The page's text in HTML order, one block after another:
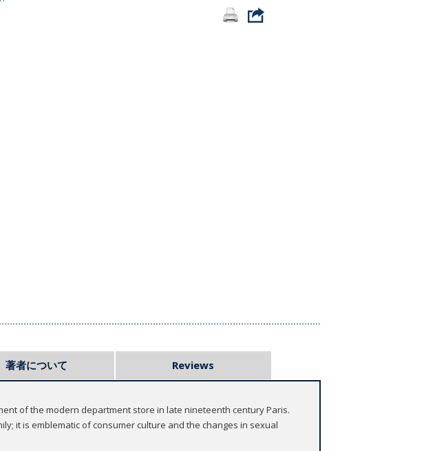
著者について Reviews
of the modern department store in late nineteenth century Paris.
it is emblematic of consumer culture and the changes in sexual